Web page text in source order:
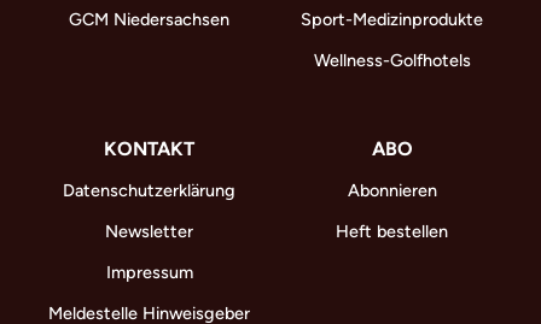
GCM Niedersachsen
Sport-Medizinprodukte
Wellness-Golfhotels
KONTAKT
Datenschutzerklärung
Newsletter
Impressum
Meldestelle Hinweisgeber
ABO
Abonnieren
Heft bestellen